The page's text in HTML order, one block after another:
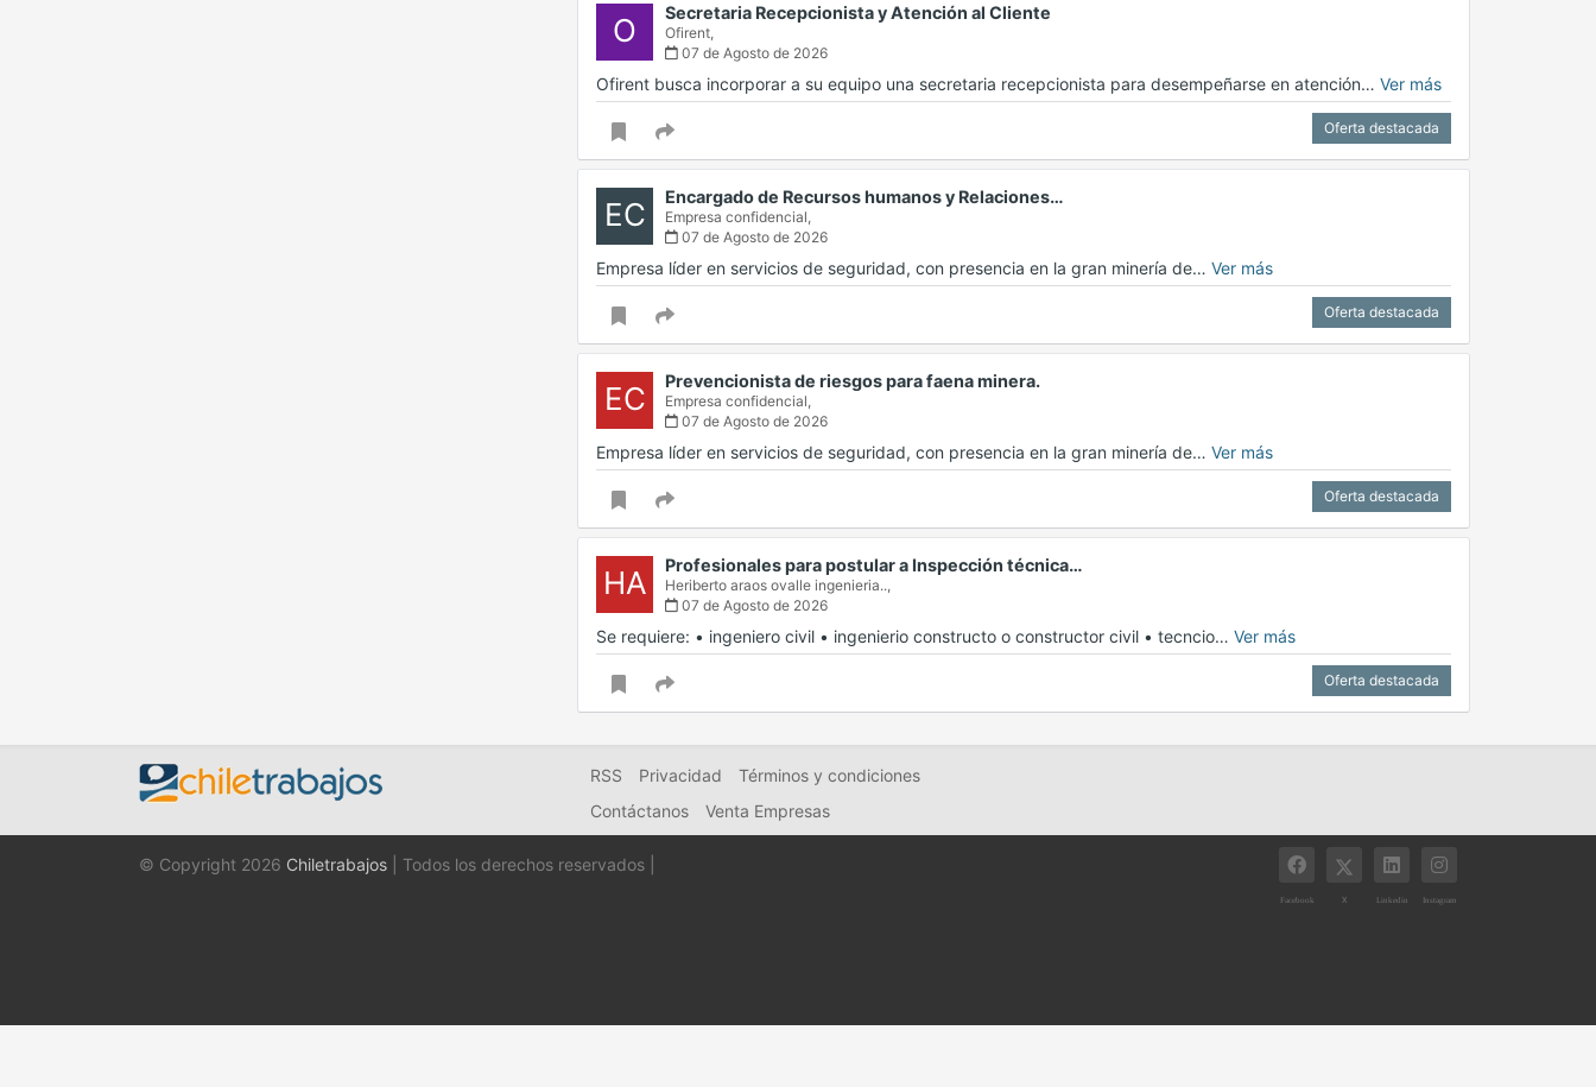
O Secretaria Recepcionista y Atención al Cliente
Ofirent,
07 de Agosto de 2026
Ofirent busca incorporar a su equipo una secretaria recepcionista para desempeñarse en atención… Ver más
Oferta destacada
EC Encargado de Recursos humanos y Relaciones…
Empresa confidencial,
07 de Agosto de 2026
Empresa líder en servicios de seguridad, con presencia en la gran minería de… Ver más
Oferta destacada
EC Prevencionista de riesgos para faena minera.
Empresa confidencial,
07 de Agosto de 2026
Empresa líder en servicios de seguridad, con presencia en la gran minería de… Ver más
Oferta destacada
HA Profesionales para postular a Inspección técnica…
Heriberto araos ovalle ingenieria..,
07 de Agosto de 2026
Se requiere: • ingeniero civil • ingenierio constructo o constructor civil • tecncio… Ver más
Oferta destacada
RSS Privacidad
Términos y condiciones
Contáctanos
Venta Empresas
© Copyright 2026 Chiletrabajos | Todos los derechos reservados |
Facebook X Linkedin Instagram